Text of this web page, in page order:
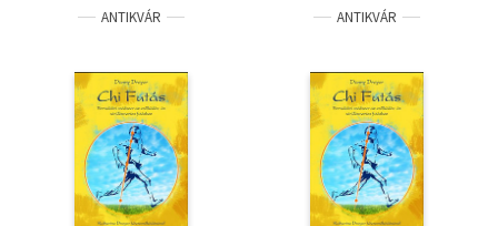
Művészet
Szakkönyv
Szótár, nyelvkönyv
ANTIKVÁR ANTIKVÁR